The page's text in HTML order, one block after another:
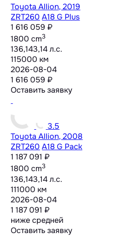
Toyota Allion, 2019
ZRT260 A18 G Plus
1 616 059 ₽
1800 cm3
136,143,14 л.с.
115000 км
2026-08-04
1 616 059 ₽
Оставить заявку
3.5
Toyota Allion, 2008
ZRT260 A18 G Pack
1 187 091 ₽
1800 cm3
136,143,14 л.с.
111000 км
2026-08-04
1 187 091 ₽
ниже средней
Оставить заявку